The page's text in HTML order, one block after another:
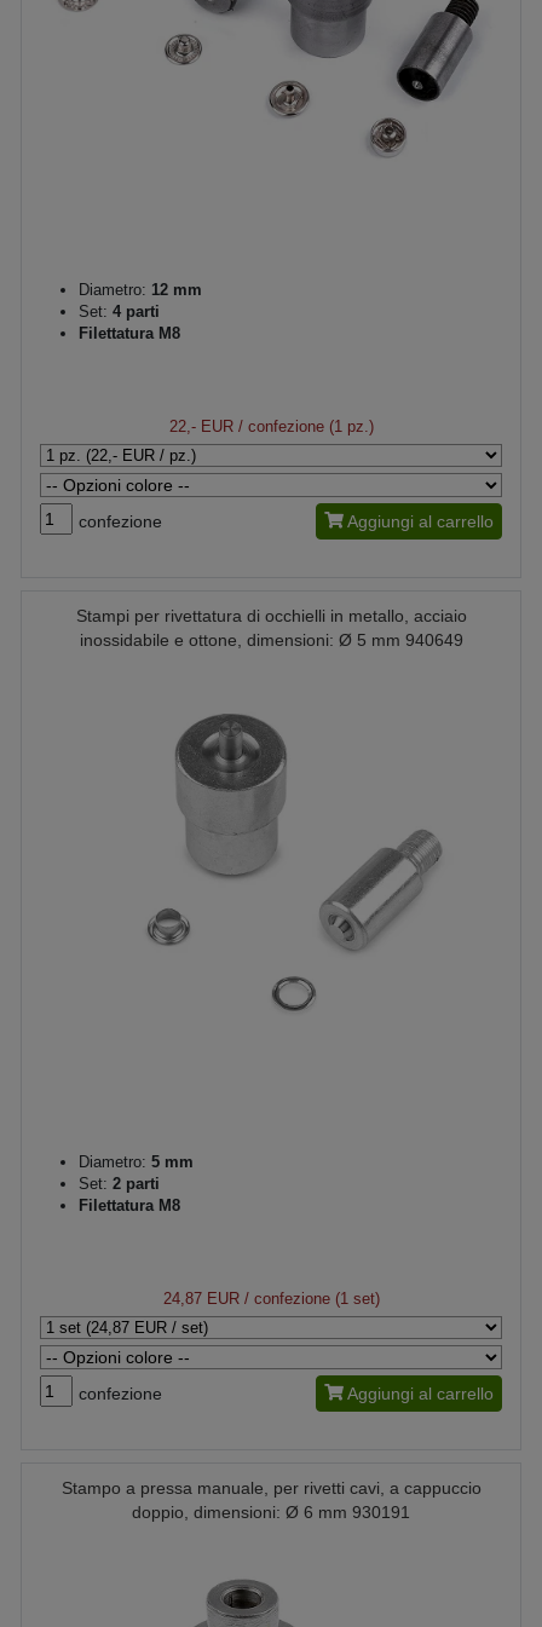
Diametro: 12 mm
Set: 4 parti
Filettatura M8
22,- EUR/ confezione (1 pz.)
confezione Aggiungi al carrello
Stampi per rivettatura di occhielli in metallo, acciaio
inossidabile e ottone, dimensioni: Ø 5 mm 940649
Diametro: 5 mm
Set: 2 parti
Filettatura M8
24,87 EUR/ confezione (1 set)
confezione Aggiungi al carrello
Stampo a pressa manuale, per rivetti cavi, a cappuccio
doppio, dimensioni: Ø 6 mm 930191